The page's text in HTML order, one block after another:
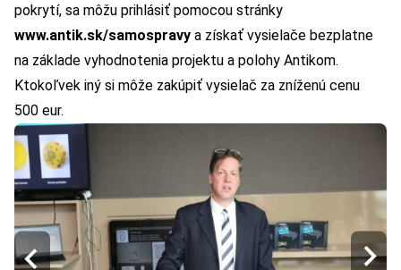
pokrytí, sa môžu prihlásiť pomocou stránky
www.antik.sk/samospravy a získať vysielače bezplatne
na základe vyhodnotenia projektu a polohy Antikom.
Ktokoľvek iný si môže zakúpiť vysielač za zníženú cenu
500 eur.